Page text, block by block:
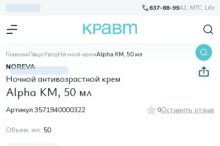
637-88-99A1, МТС, Life
ГлавнаяЛицоУходНочной кремAlpha КМ, 50 мл
NOREVA
Ночной антивозрастной крем
Alpha КМ, 50 мл
Артикул:3571940000322 0Оставить отзыв
Объем, мл: 50